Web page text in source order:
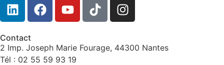
Contact
2 Imp. Joseph Marie Fourage, 44300 Nantes
Tél : 02 55 59 93 19